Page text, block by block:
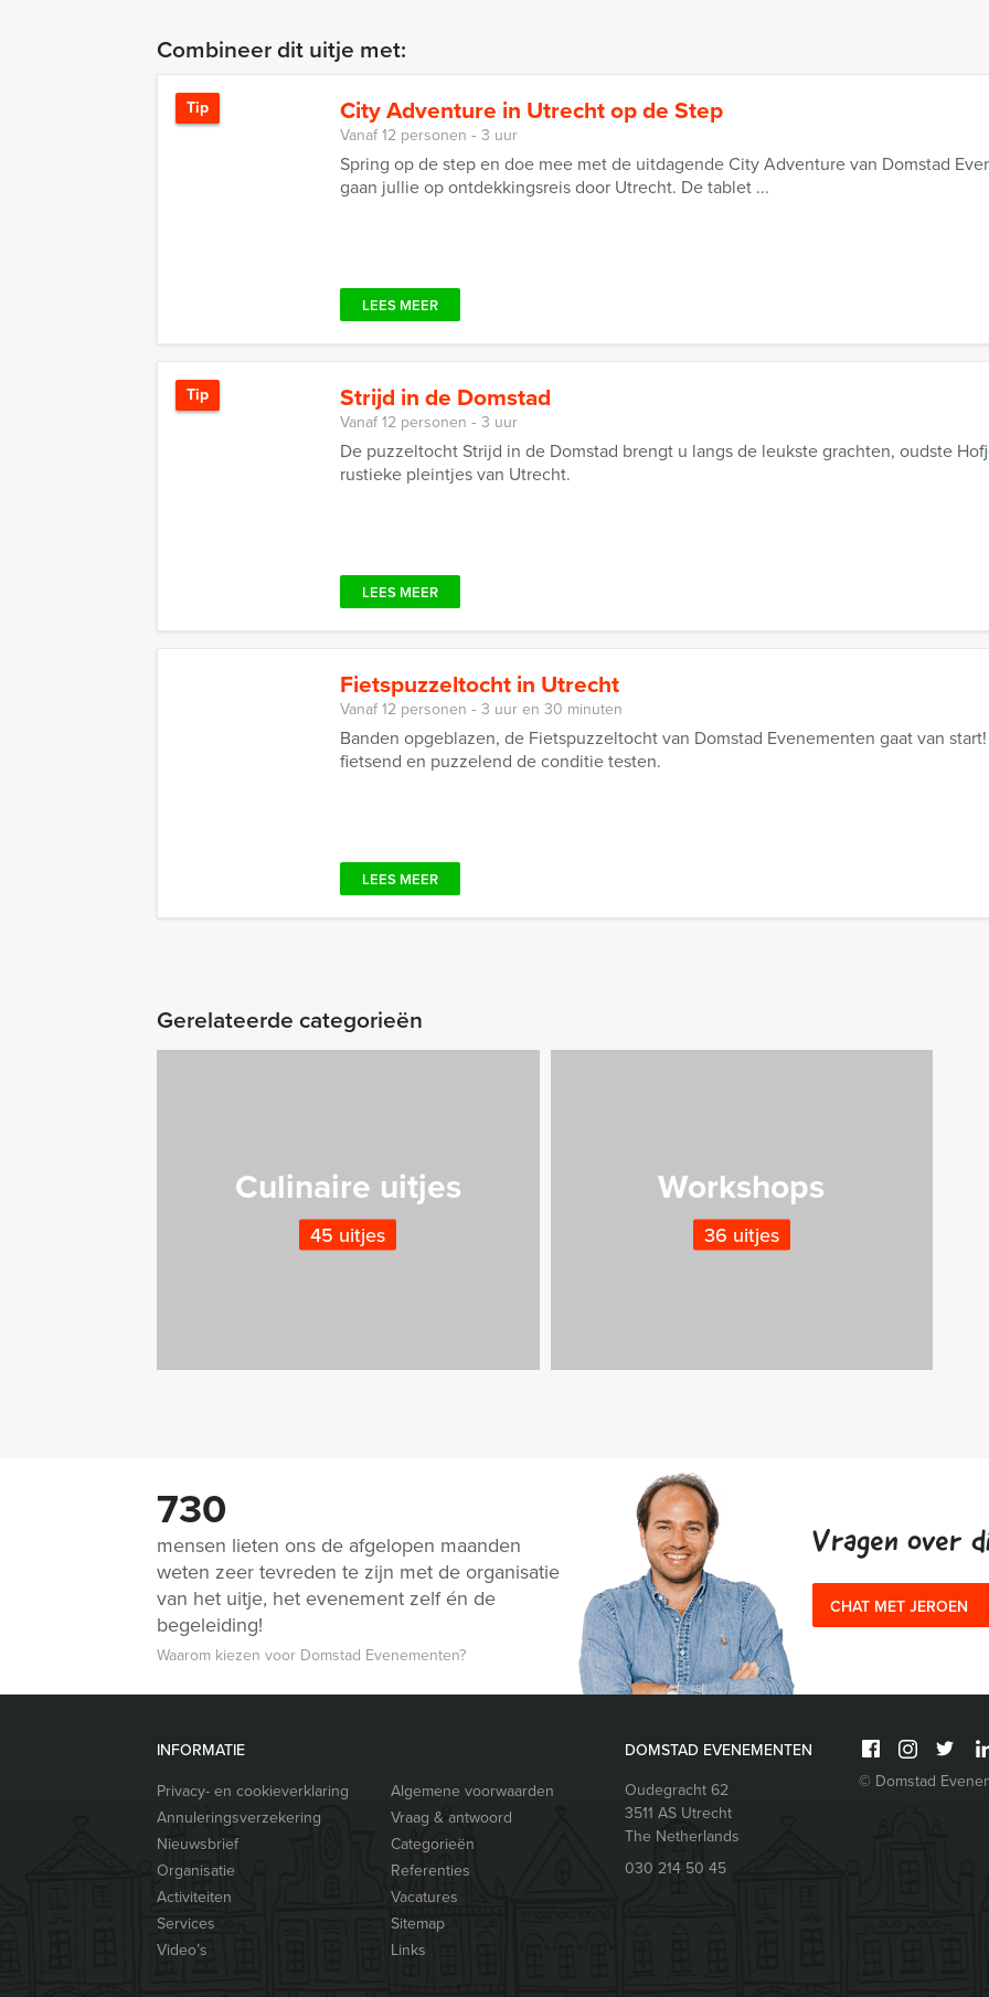
Combineer dit uitje met:
City Adventure in Utrecht op de Step
Tip
Vanaf 12 personen ‐ 3 uur
Spring op de step en doe mee met de uitdagende City Adventure van Domstad
gaan jullie op ontdekkingsreis door Utrecht. De tablet ...
LEES MEER
Strijd in de Domstad
Tip
Vanaf 12 personen ‐ 3 uur
De puzzeltocht Strijd in de Domstad brengt u langs de leukste grachten, oudste
rustieke pleintjes van Utrecht.
LEES MEER
Fietspuzzeltocht in Utrecht
Vanaf 12 personen ‐ 3 uur en 30 minuten
Banden opgeblazen, de Fietspuzzeltocht van Domstad Evenementen gaat van
fietsend en puzzelend de conditie testen.
LEES MEER
Gerelateerde categorieën
Culinaire uitjes
45 uitjes
Workshops
36 uitjes
730
mensen lieten ons de afgelopen maanden
weten zeer tevreden te zijn met de organisatie
van het uitje, het evenement zelf én de
begeleiding!
Waarom kiezen voor Domstad Evenementen?
Vragen over
CHAT MET JEROEN
INFORMATIE
Privacy- en cookieverklaring
Algemene voorwaarden
Annuleringsverzekering
Vraag & antwoord
Nieuwsbrief
Categorieën
Organisatie
Referenties
Activiteiten
Vacatures
Services
Sitemap
Video’s
Links
DOMSTAD EVENEMENTEN
Oudegracht 62
3511 AS Utrecht
The Netherlands
030 214 50 45
© Domstad